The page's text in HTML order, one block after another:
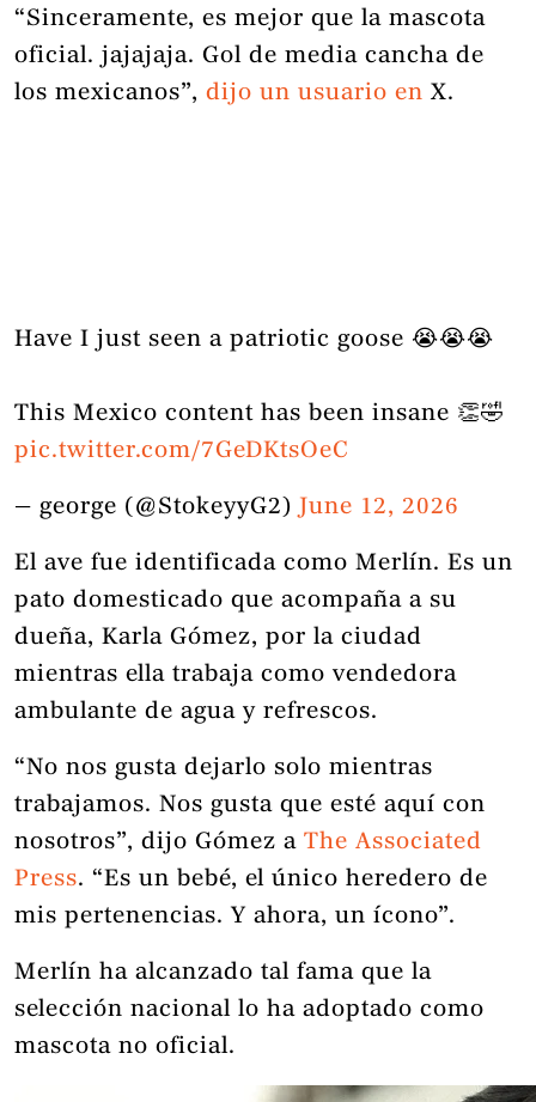
“Sinceramente, es mejor que la mascota
oficial. jajajaja. Gol de media cancha de
los mexicanos”, dijo un usuario en X.
Have I just seen a patriotic goose 😭😭😭
This Mexico content has been insane 👏🤣
pic.twitter.com/7GeDKtsOeC
— george (@StokeyyG2) June 12, 2026
El ave fue identificada como Merlín. Es un
pato domesticado que acompaña a su
dueña, Karla Gómez, por la ciudad
mientras ella trabaja como vendedora
ambulante de agua y refrescos.
“No nos gusta dejarlo solo mientras
trabajamos. Nos gusta que esté aquí con
nosotros”, dijo Gómez a The Associated
Press. “Es un bebé, el único heredero de
mis pertenencias. Y ahora, un ícono”.
Merlín ha alcanzado tal fama que la
selección nacional lo ha adoptado como
mascota no oficial.